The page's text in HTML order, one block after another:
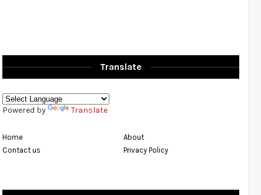
Translate
Powered by Translate
Home
About
Contact us
Privacy Policy